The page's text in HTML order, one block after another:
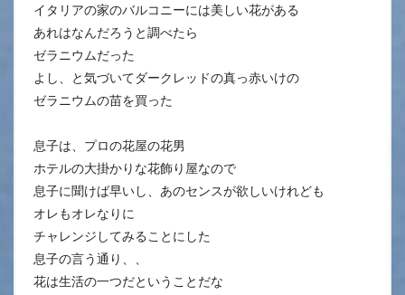
イタリアの家のバルコニーには美しい花がある
あれはなんだろうと調べたら
ゼラニウムだった
よし、と気づいてダークレッドの真っ赤いけの
ゼラニウムの苗を買った
息子は、プロの花屋の花男
ホテルの大掛かりな花飾り屋なので
息子に聞けば早いし、あのセンスが欲しいけれども
オレもオレなりに
チャレンジしてみることにした
息子の言う通り、、
花は生活の一つだということだな